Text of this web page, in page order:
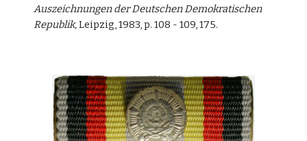
Auszeichnungen der Deutschen Demokratischen
Republik,Leipzig, 1983, p. 108 - 109, 175.